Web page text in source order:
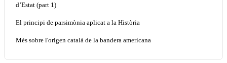
d’Estat (part 1)
El principi de parsimònia aplicat a la Història
Més sobre l'origen català de la bandera americana